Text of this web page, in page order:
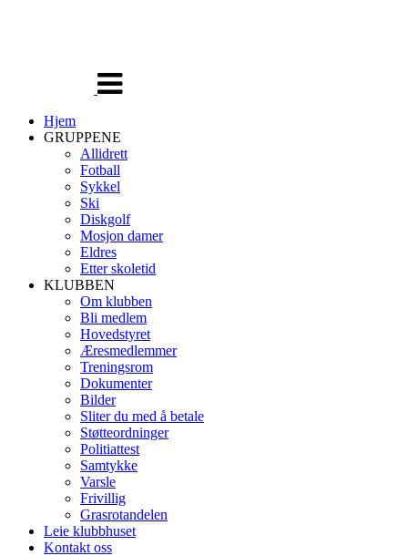
navigasjon
Hjem
GRUPPENE
Allidrett
Fotball
Sykkel
Ski
Diskgolf
Mosjon damer
Eldres
Etter skoletid
KLUBBEN
Om klubben
Bli medlem
Hovedstyret
Æresmedlemmer
Treningsrom
Dokumenter
Bilder
Sliter du med å betale
Støtteordninger
Politiattest
Samtykke
Varsle
Frivillig
Grasrotandelen
Leie klubbhuset
Kontakt oss